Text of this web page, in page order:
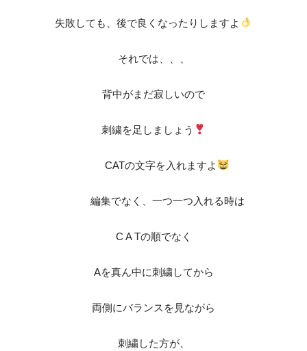
失敗しても、後で良くなったりしますよ
それでは、、、
背中がまだ寂しいので
刺繍を足しましょう
CATの文字を入れますよ
編集でなく、一つ一つ入れる時は
C A Tの順でなく
Aを真ん中に刺繍してから
両側にバランスを見ながら
刺繍した方が、